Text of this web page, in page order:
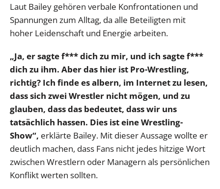
Laut Bailey gehören verbale Konfrontationen und
Spannungen zum Alltag, da alle Beteiligten mit
hoher Leidenschaft und Energie arbeiten.
„Ja, er sagte f*** dich zu mir, und ich sagte f***
dich zu ihm. Aber das hier ist Pro-Wrestling,
richtig? Ich finde es albern, im Internet zu lesen,
dass sich zwei Wrestler nicht mögen, und zu
glauben, dass das bedeutet, dass wir uns
tatsächlich hassen. Dies ist eine Wrestling-
Show“, erklärte Bailey. Mit dieser Aussage wollte er
deutlich machen, dass Fans nicht jedes hitzige Wort
zwischen Wrestlern oder Managern als persönlichen
Konflikt werten sollten.